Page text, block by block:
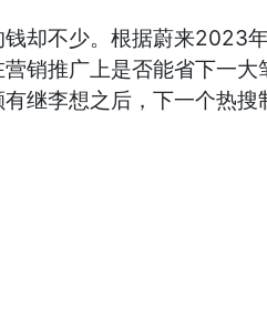
却不少。根据蔚来2023
销推广上是否能省下一
继李想之后，下一个热搜